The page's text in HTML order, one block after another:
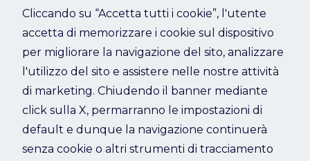
Refresh
Cliccando su “Accetta tutti i cookie”, l'utente
accetta di memorizzare i cookie sul dispositivo
per migliorare la navigazione del sito, analizzare
l'utilizzo del sito e assistere nelle nostre attività
di marketing. Chiudendo il banner mediante
click sulla X, permarranno le impostazioni di
default e dunque la navigazione continuerà
senza cookie o altri strumenti di tracciamento